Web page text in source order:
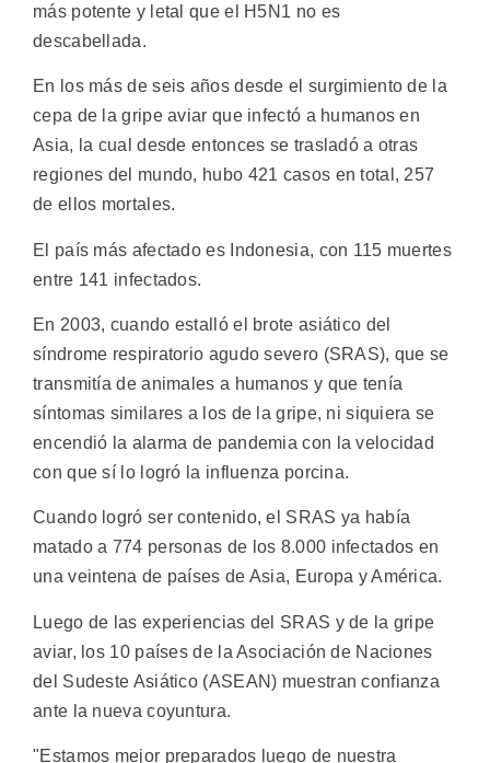
más potente y letal que el H5N1 no es
descabellada.
En los más de seis años desde el surgimiento de la
cepa de la gripe aviar que infectó a humanos en
Asia, la cual desde entonces se trasladó a otras
regiones del mundo, hubo 421 casos en total, 257
de ellos mortales.
El país más afectado es Indonesia, con 115 muertes
entre 141 infectados.
En 2003, cuando estalló el brote asiático del
síndrome respiratorio agudo severo (SRAS), que se
transmitía de animales a humanos y que tenía
síntomas similares a los de la gripe, ni siquiera se
encendió la alarma de pandemia con la velocidad
con que sí lo logró la influenza porcina.
Cuando logró ser contenido, el SRAS ya había
matado a 774 personas de los 8.000 infectados en
una veintena de países de Asia, Europa y América.
Luego de las experiencias del SRAS y de la gripe
aviar, los 10 países de la Asociación de Naciones
del Sudeste Asiático (ASEAN) muestran confianza
ante la nueva coyuntura.
"Estamos mejor preparados luego de nuestra